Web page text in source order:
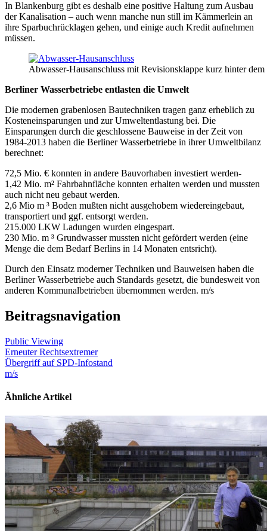
In Blankenburg gibt es deshalb eine positive Haltung zum Ausbau
der Kanalisation – auch wenn manche nun still im Kämmerlein an
ihre Sparbuchrücklagen gehen, und einige auch Kredit aufnehmen
müssen.
Abwasser-Hausanschluss mit Revisionsklappe kurz hinter
Berliner Wasserbetriebe entlasten die Umwelt
Die modernen grabenlosen Bautechniken tragen ganz erheblich zu
Kosteneinsparungen und zur Umweltentlastung bei. Die
Einsparungen durch die geschlossene Bauweise in der Zeit von
1984-2013 haben die Berliner Wasserbetriebe in ihrer Umweltbilanz
berechnet:
72,5 Mio. € konnten in andere Bauvorhaben investiert werden-
1,42 Mio. m² Fahrbahnfläche konnten erhalten werden und mussten
auch nicht neu gebaut werden.
2,6 Mio m ³ Boden mußten nicht ausgehobem wiedereingebaut,
transportiert und ggf. entsorgt werden.
215.000 LKW Ladungen wurden eingespart.
230 Mio. m ³ Grundwasser mussten nicht gefördert werden (eine
Menge die dem Bedarf Berlins in 14 Monaten entsricht).
Durch den Einsatz moderner Techniken und Bauweisen haben die
Berliner Wasserbetriebe auch Standards gesetzt, die bundesweit von
anderen Kommunalbetrieben übernommen werden. m/s
Beitragsnavigation
Public Viewing
Erneuter Rechtsextremer
Übergriff auf SPD-Infostand
m/s
Ähnliche Artikel